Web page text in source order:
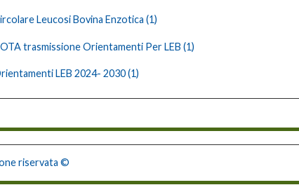
Leucosi Bovina Enzotica (1)
trasmissione Orientamenti Per LEB (1)
LEB 2024- 2030 (1)
riservata ©